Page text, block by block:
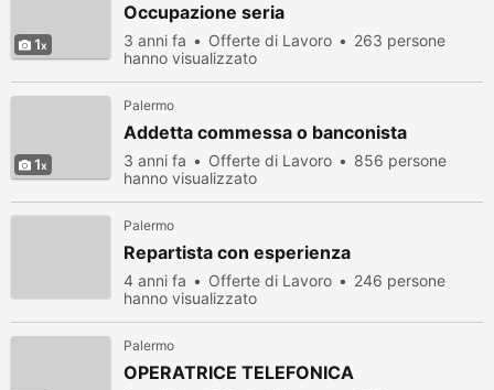
1
Occupazione seria
3 anni fa Offerte di Lavoro
263 persone
hanno visualizzato
1
Palermo
Addetta commessa o banconista
3 anni fa Offerte di Lavoro
856 persone
hanno visualizzato
Palermo
Repartista con esperienza
4 anni fa Offerte di Lavoro
246 persone
hanno visualizzato
Palermo
OPERATRICE TELEFONICA